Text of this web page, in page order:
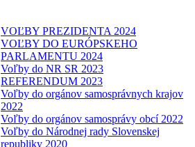
VOĽBY PREZIDENTA 2024
VOĽBY DO EURÓPSKEHO
PARLAMENTU 2024
Voľby do NR SR 2023
REFERENDUM 2023
Voľby do orgánov samosprávnych krajov
2022
Voľby do orgánov samosprávy obcí 2022
Voľby do Národnej rady Slovenskej
republiky 2020